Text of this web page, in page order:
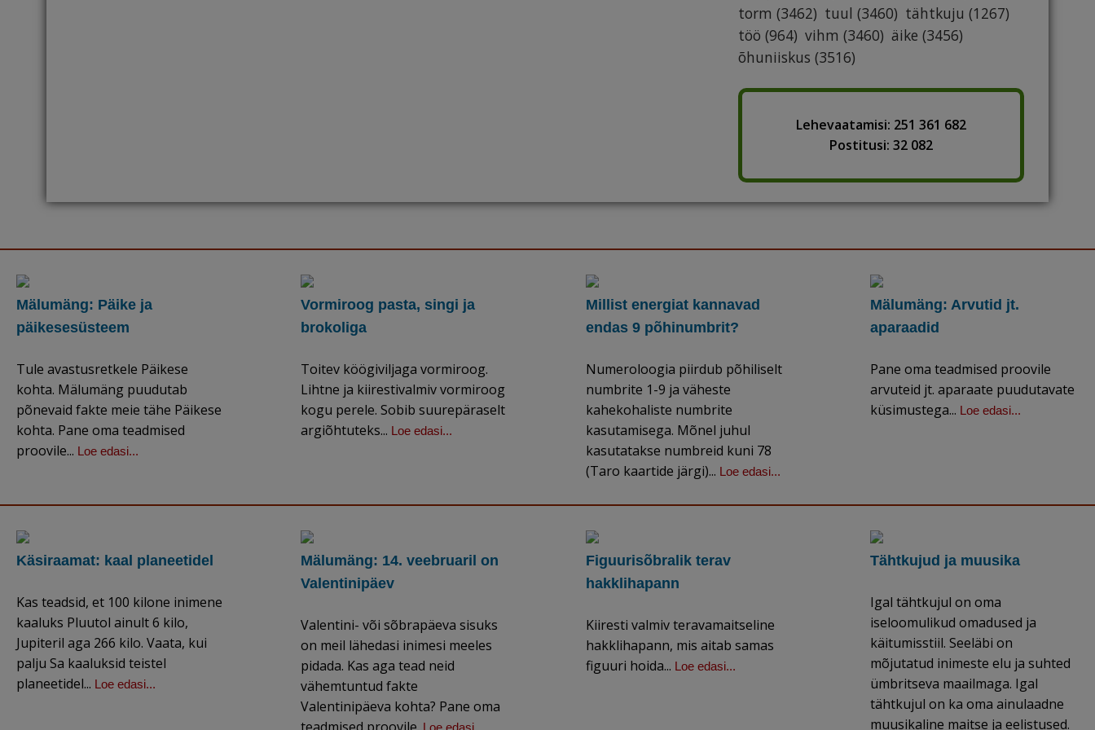
torm (3462) tuul (3460) tähtkuju (1267)
töö (964) vihm (3460) äike (3456)
õhuniiskus (3516)
Lehevaatamisi: 251 361 682
Postitusi: 32 082
Mälumäng: Päike ja
päikesesüsteem
Tule avastusretkele Päikese
kohta. Mälumäng puudutab
põnevaid fakte meie tähe Päikese
kohta. Pane oma teadmised
proovile... Loe edasi...
Vormiroog pasta, singi ja
brokoliga
Toitev köögiviljaga vormiroog.
Lihtne ja kiirestivalmiv vormiroog
kogu perele. Sobib suurepäraselt
argiõhtuteks... Loe edasi...
Millist energiat kannavad
endas 9 põhinumbrit?
Numeroloogia piirdub põhiliselt
numbrite 1-9 ja väheste
kahekohaliste numbrite
kasutamisega. Mõnel juhul
kasutatakse numbreid kuni 78
(Taro kaartide järgi)... Loe edasi...
Mälumäng: Arvutid jt.
aparaadid
Pane oma teadmised proovile
arvuteid jt. aparaate puudutavate
küsimustega... Loe edasi...
Käsiraamat: kaal planeetidel
Kas teadsid, et 100 kilone inimene
kaaluks Pluutol ainult 6 kilo,
Jupiteril aga 266 kilo. Vaata, kui
palju Sa kaaluksid teistel
planeetidel... Loe edasi...
Mälumäng: 14. veebruaril on
Valentinipäev
Valentini- või sõbrapäeva sisuks
on meil lähedasi inimesi meeles
pidada. Kas aga tead neid
vähemtuntud fakte
Valentinipäeva kohta? Pane oma
Figuurisõbralik terav
hakklihapann
Kiiresti valmiv teravamaitseline
hakklihapann, mis aitab samas
figuuri hoida... Loe edasi...
Tähtkujud ja muusika
Igal tähtkujul on oma
iseloomulikud omadused ja
käitumisstiil. Seeläbi on
mõjutatud inimeste elu ja suhted
ümbritseva maailmaga. Igal
tähtkujul on ka oma ainulaadne
muusikaline maitse ja eelistused.